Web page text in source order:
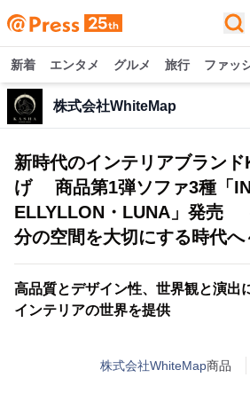
新着 エンタメ グルメ 旅行 ファッ
株式会社WhiteMap
新時代のインテリアブラン
げ 商品第1弾ソファ3種「
ELLYLLON・LUNA」発売
分の空間を大切にする時代へ
高品質とデザイン性、世界観と演出
インテリアの世界を提供
株式会社WhiteMap商品